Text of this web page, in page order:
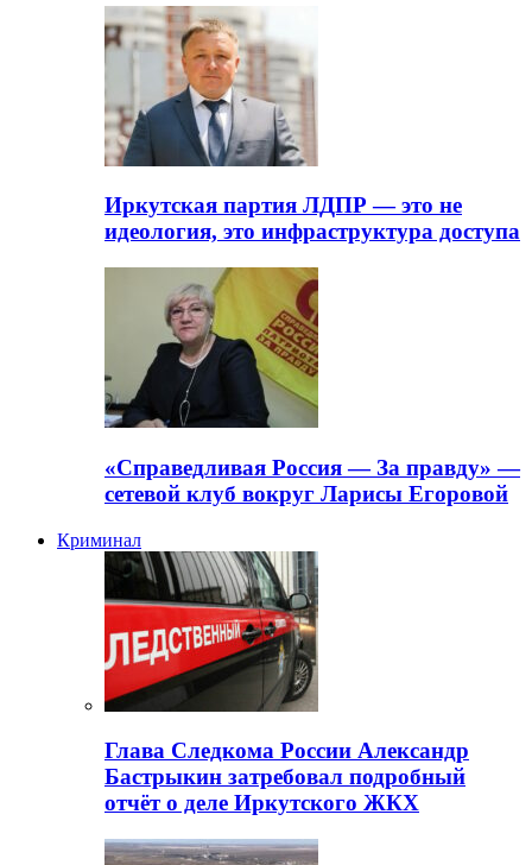
Иркутская партия ЛДПР — это не
идеология, это инфраструктура доступа
«Справедливая Россия — За правду» —
сетевой клуб вокруг Ларисы Егоровой
Криминал
Глава Следкома России Александр
Бастрыкин затребовал подробный
отчёт о деле Иркутского ЖКХ